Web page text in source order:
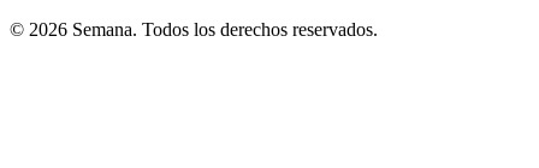
© 2026 Semana. Todos los derechos reservados.